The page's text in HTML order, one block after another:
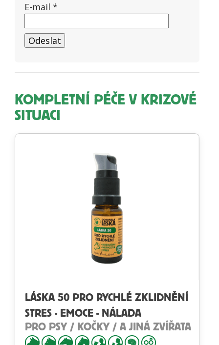
E-mail *
KOMPLETNÍ PÉČE V KRIZOVÉ
SITUACI
LÁSKA 50 PRO RYCHLÉ ZKLIDNĚNÍ
STRES - EMOCE - NÁLADA
PRO PSY / KOČKY / A JINÁ ZVÍŘATA